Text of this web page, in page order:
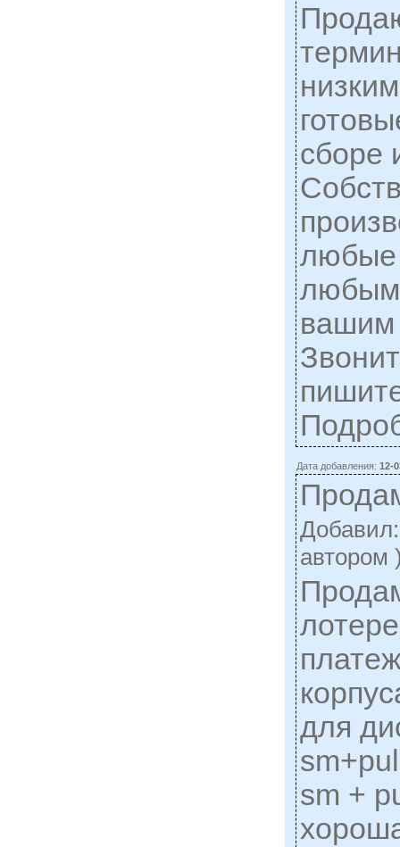
сборе
любые
любым
вашим
Дата добавления:12-
автором
для
sm +